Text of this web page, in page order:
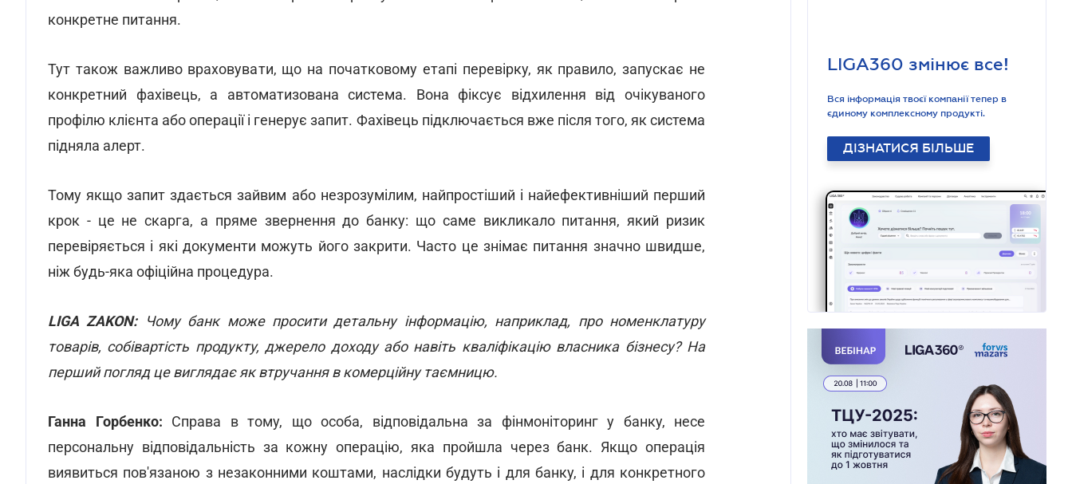
конкретне питання.
Тут також важливо враховувати, що на початковому етапі перевірку, як правило, запускає не
конкретний фахівець, а автоматизована система. Вона фіксує відхилення від очікуваного
профілю клієнта або операції і генерує запит. Фахівець підключається вже після того, як система
підняла алерт.
Тому якщо запит здається зайвим або незрозумілим, найпростіший і найефективніший перший
крок - це не скарга, а пряме звернення до банку: що саме викликало питання, який ризик
перевіряється і які документи можуть його закрити. Часто це знімає питання значно швидше,
ніж будь-яка офіційна процедура.
LIGA ZAKON: Чому банк може просити детальну інформацію, наприклад, про номенклатуру
товарів, собівартість продукту, джерело доходу або навіть кваліфікацію власника бізнесу? На
перший погляд це виглядає як втручання в комерційну таємницю.
Ганна Горбенко: Справа в тому, що особа, відповідальна за фінмоніторинг у банку, несе
персональну відповідальність за кожну операцію, яка пройшла через банк. Якщо операція
виявиться пов'язаною з незаконними коштами, наслідки будуть і для банку, і для конкретного
LIGA360 змінює все!
Вся інформація твоєї компанії тепер в
єдиному комплексному продукті.
ДІЗНАТИСЯ БІЛЬШЕ